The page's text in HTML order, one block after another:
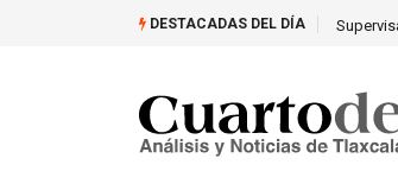
DESTACADAS DEL DÍA